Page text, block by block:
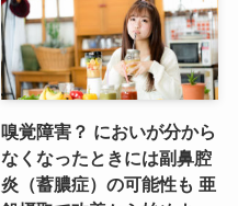
嗅覚障害？ においが分から
なくなったときには副鼻腔
炎（蓄膿症）の可能性も 亜